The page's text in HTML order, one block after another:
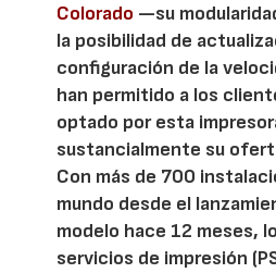
Colorado —su
la posibilidad de
configuración de la
han permitido a los
optado por esta
sustancialmente su
Con más de 700
mundo desde el
modelo hace 12 meses,
servicios de impresión